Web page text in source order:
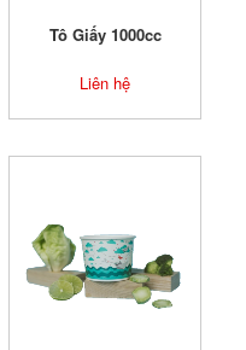
Tô Giấy 1000cc
Liên hệ